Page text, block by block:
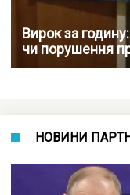
Вирок за
чи порушення
НОВИНИ